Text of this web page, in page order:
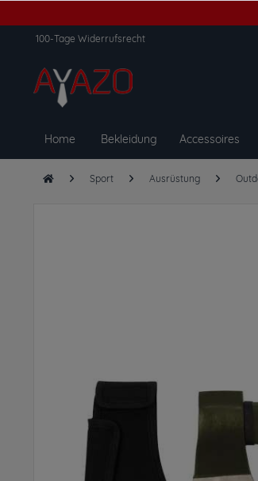
100-Tage Widerrufsrecht
Home Bekleidung Accessoires
Sport Ausrüstung